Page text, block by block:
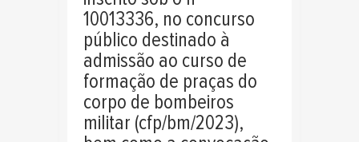
10013336, no concurso
público destinado à
admissão ao curso de
formação de praças do
corpo de bombeiros
militar (cfp/bm/2023),